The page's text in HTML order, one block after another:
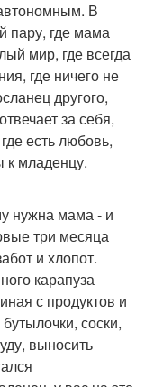
В
пару, где мама
мир, где всегда
где ничего не
другого,
за себя,
есть любовь,
к младенцу.
нужна мама - и
три месяца
и хлопот.
карапуза
с продуктов и
соски,
выносить